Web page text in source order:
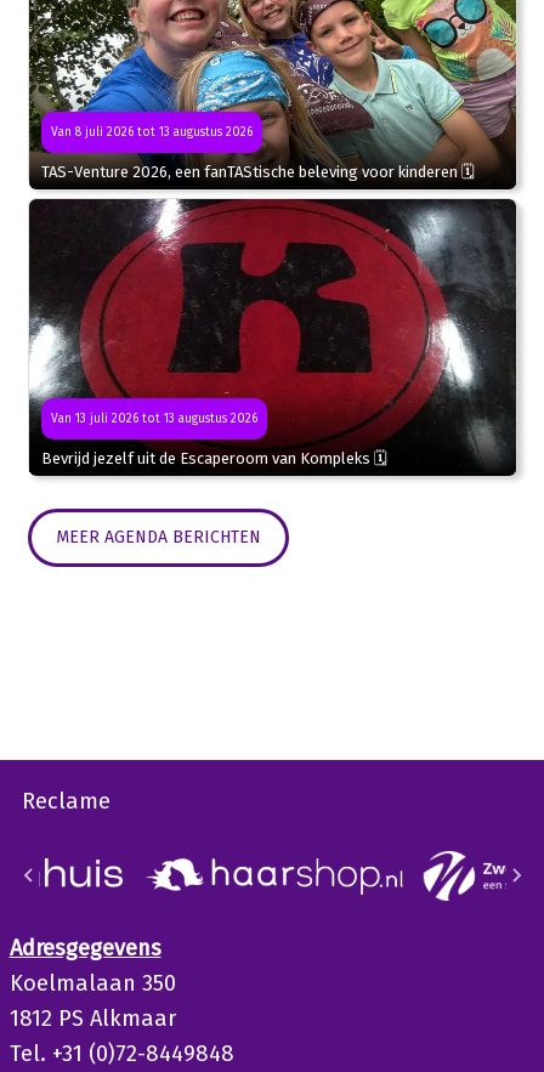
Van 8 juli 2026 tot 13 augustus 2026
TAS-Venture 2026, een fanTAStische beleving voor kinderen 🗓
Van 13 juli 2026 tot 13 augustus 2026
Bevrijd jezelf uit de Escaperoom van Kompleks 🗓
MEER AGENDA BERICHTEN
Reclame
Adresgegevens
Koelmalaan 350
1812 PS Alkmaar
Tel. +31 (0)72-8449848